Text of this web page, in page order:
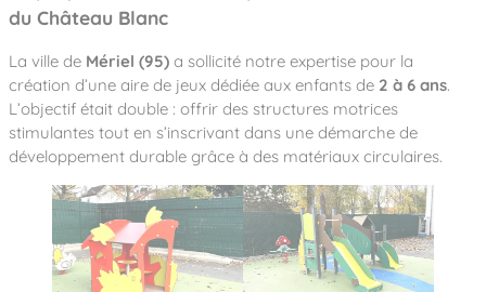
Nos sols amortissants
du Château Blanc
La ville de Mériel (95) a sollicité notre expertise pour la
création d’une aire de jeux dédiée aux enfants de 2 à 6 ans.
L’objectif était double : offrir des structures motrices
stimulantes tout en s’inscrivant dans une démarche de
développement durable grâce à des matériaux circulaires.